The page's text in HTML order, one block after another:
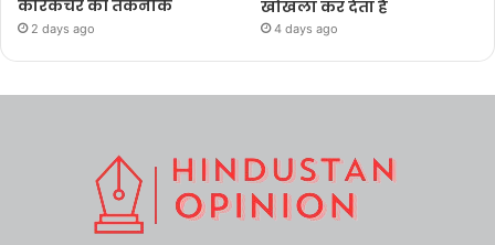
कैरिकेचर की तकनीकें
2 days ago
खोखला कर देता है
4 days ago